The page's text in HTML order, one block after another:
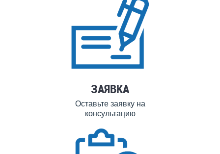
ЗАЯВКА
Оставьте заявку на
консультацию